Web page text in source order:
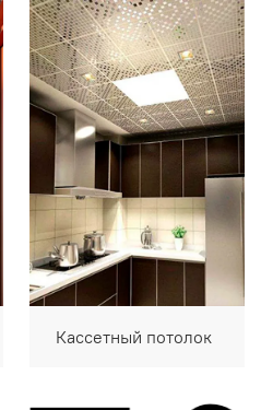
Кассетный потолок